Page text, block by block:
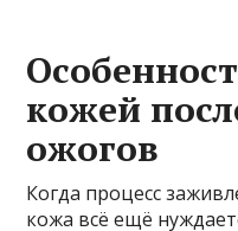
кожей
ожогов
Когда процесс
кожа всё ещё